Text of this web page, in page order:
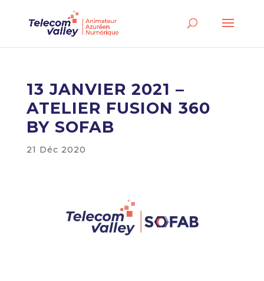
13 JANVIER 2021 –
ATELIER FUSION 360
BY SOFAB
21 Déc 2020